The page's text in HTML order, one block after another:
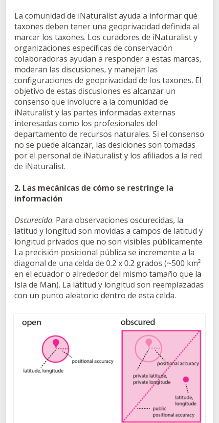
La comunidad de iNaturalist ayuda a informar qué
taxones deben tener una geoprivacidad definida al
marcar los taxones. Los curadores de iNaturalist y
organizaciones específicas de conservación
colaboradoras ayudan a responder a estas marcas,
moderan las discusiones, y manejan las
configuraciones de geoprivacidad de los taxones. El
objetivo de estas discusiones es alcanzar un
consenso que involucre a la comunidad de
iNaturalist y las partes informadas externas
interesadas como los profesionales del
departamento de recursos naturales. Si el consenso
no se puede alcanzar, las desiciones son tomadas
por el personal de iNaturalist y los afiliados a la red
de iNaturalist.
2. Las mecánicas de cómo se restringe la
información
Oscurecida: Para observaciones oscurecidas, la
latitud y longitud son movidas a campos de latitud y
longitud privados que no son visibles públicamente.
La precisión posicional pública se incremente a la
diagonal de una celda de 0.2 x 0.2 grados (~500 km²
en el ecuador o alrededor del mismo tamaño que la
Isla de Man). La latitud y longitud son reemplazadas
con un punto aleatorio dentro de esta celda.